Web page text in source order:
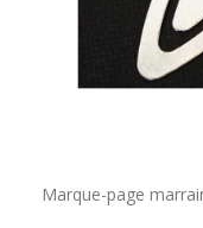
Marque-page